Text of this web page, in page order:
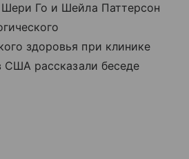
Го и Шейла Паттерсон
здоровья при клинике
США рассказали беседе